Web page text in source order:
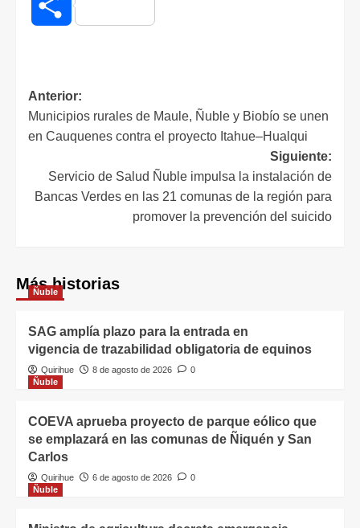
Compartir
Anterior:
Municipios rurales de Maule, Ñuble y Biobío se unen
en Cauquenes contra el proyecto Itahue–Hualqui
Siguiente:
Servicio de Salud Ñuble impulsa la instalación de
Bancas Verdes en las 21 comunas de la región para
promover la prevención del suicido
Más historias
Ñuble
SAG amplía plazo para la entrada en
vigencia de trazabilidad obligatoria de equinos
Quirihue 8 de agosto de 2026
0
Ñuble
COEVA aprueba proyecto de parque eólico que
se emplazará en las comunas de Ñiquén y San
Carlos
Quirihue 6 de agosto de 2026
0
Ñuble